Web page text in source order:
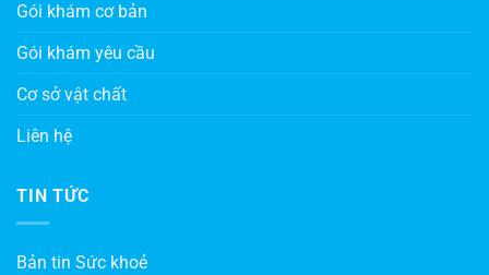
Gói khám cơ bản
Gói khám yêu cầu
Cơ sở vật chất
Liên hệ
TIN TỨC
Bản tin Sức khoẻ